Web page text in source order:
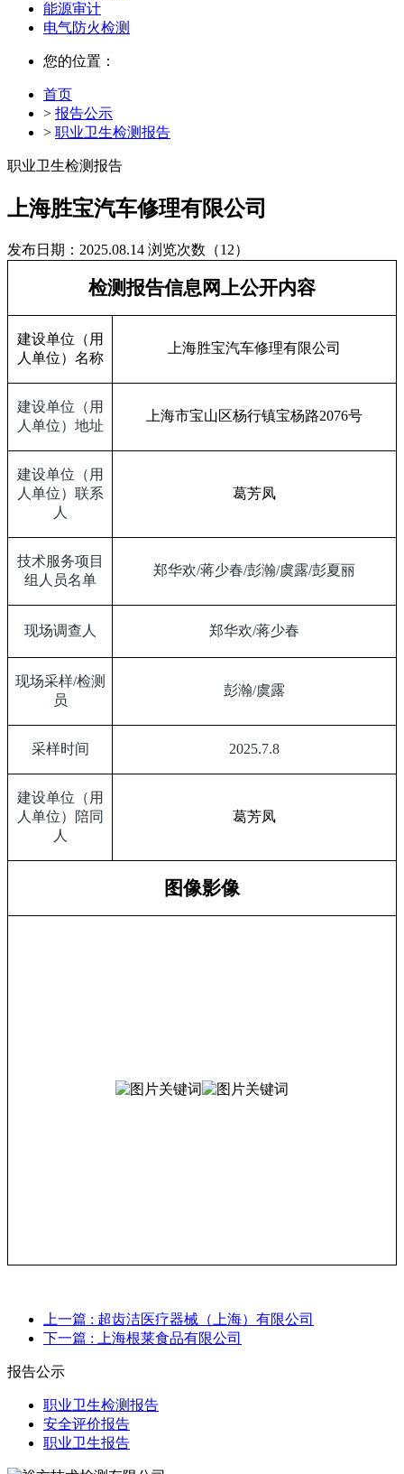
能源审计
电气防火检测
您的位置：
首页
> 报告公示
> 职业卫生检测报告
职业卫生检测报告
上海胜宝汽车修理有限公司
发布日期：2025.08.14 浏览次数（12）
检测报告信息网上公开内容
建设单位（用
人单位）名称
上海胜宝汽车修理有限公司
建设单位（用
人单位）地址
上海市宝山区杨行镇宝杨路2076号
建设单位（用
人单位）联系
人
葛芳凤
技术服务项目
组人员名单
郑华欢/蒋少春/彭瀚/虞露/彭夏丽
现场调查人 郑华欢/蒋少春
现场采样/检测
员
彭瀚/虞露
采样时间 2025.7.8
建设单位（用
人单位）陪同
人
葛芳凤
图像影像
上一篇 : 超齿洁医疗器械（上海）有限公司
下一篇 : 上海根莱食品有限公司
报告公示
职业卫生检测报告
安全评价报告
职业卫生报告